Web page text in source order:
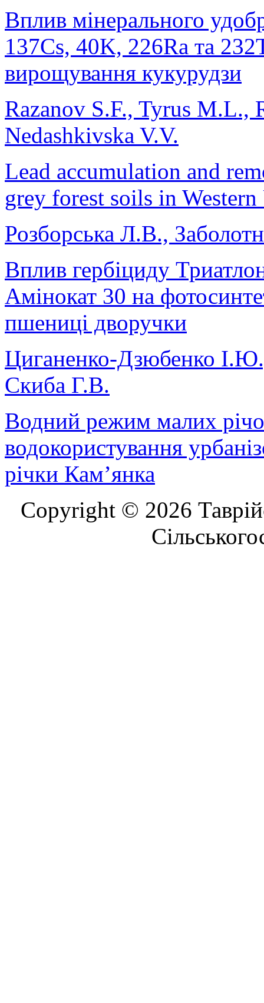
Вплив мінерального
137Cs, 40K, 226Ra та
вирощування кукурудзи
Razanov S.F., Tyrus M.L.,
Nedashkivska V.V.
Lead accumulation and
grey forest soils in
Розборська Л.В.,
Вплив гербіциду
Амінокат 30 на
пшениці дворучки
Циганенко-Дзюбенко
Скиба Г.В.
Водний режим малих
водокористування
річки Кам’янка
Copyright © 2026